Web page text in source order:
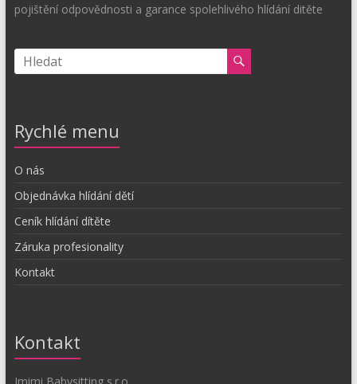
pojištění odpovědnosti a garance spolehlivého hlídání ditěte
Rychlé menu
O nás
Objednávka hlídání dětí
Ceník hlídání dítěte
Záruka profesionality
Kontakt
Kontakt
Imimi Babysitting s.r.o.